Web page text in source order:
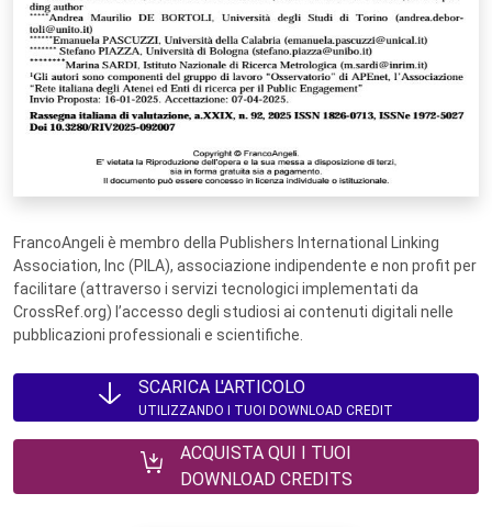
FrancoAngeli è membro della Publishers International Linking
Association, Inc (PILA), associazione indipendente e non profit per
facilitare (attraverso i servizi tecnologici implementati da
CrossRef.org) l’accesso degli studiosi ai contenuti digitali nelle
pubblicazioni professionali e scientifiche.
SCARICA L'ARTICOLO
UTILIZZANDO I TUOI DOWNLOAD CREDIT
ACQUISTA QUI I TUOI
DOWNLOAD CREDITS